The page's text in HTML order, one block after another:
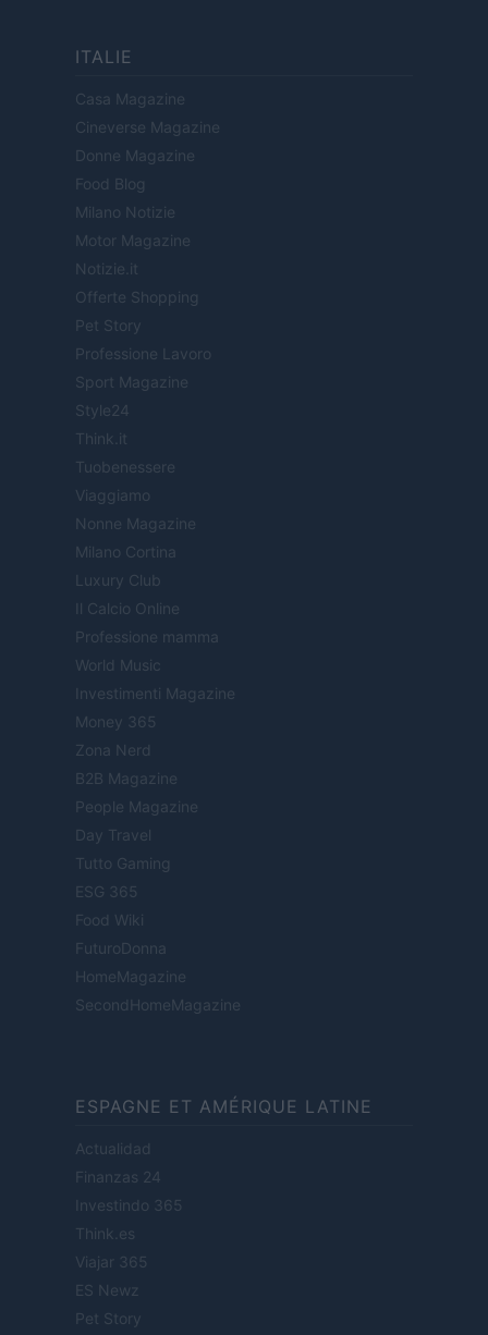
ITALIE
Casa Magazine
Cineverse Magazine
Donne Magazine
Food Blog
Milano Notizie
Motor Magazine
Notizie.it
Offerte Shopping
Pet Story
Professione Lavoro
Sport Magazine
Style24
Think.it
Tuobenessere
Viaggiamo
Nonne Magazine
Milano Cortina
Luxury Club
Il Calcio Online
Professione mamma
World Music
Investimenti Magazine
Money 365
Zona Nerd
B2B Magazine
People Magazine
Day Travel
Tutto Gaming
ESG 365
Food Wiki
FuturoDonna
HomeMagazine
SecondHomeMagazine
ESPAGNE ET AMÉRIQUE LATINE
Actualidad
Finanzas 24
Investindo 365
Think.es
Viajar 365
ES Newz
Pet Story